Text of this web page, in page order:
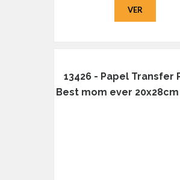
VER
13426 - Papel Transfer
Best mom ever 20x28cm